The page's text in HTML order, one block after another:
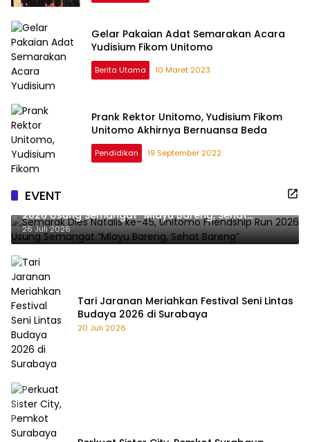
Gelar Pakaian Adat Semarakan Acara
Yudisium Fikom Unitomo
Berita Utama 10 Maret 2023
Prank Rektor Unitomo, Yudisium Fikom
Unitomo Akhirnya Bernuansa Beda
Pendidikan 19 September 2022
EVENT
Semarak Dies Natalis ke-45, Unitomo Friendship Run
2026 Usung Semangat “Mlayu Bareng, Sehat
Bareng”
26 Juli 2026
Tari Jaranan Meriahkan Festival Seni Lintas
Budaya 2026 di Surabaya
20 Juli 2026